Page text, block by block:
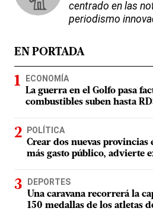
centrado en las
periodismo
EN PORTADA
ECONOMÍA
La guerra en el Golfo pasa
combustibles suben hasta
POLÍTICA
Crear dos nuevas provincias
más gasto público, advierte
DEPORTES
Una caravana recorrerá la
150 medallas de los atletas